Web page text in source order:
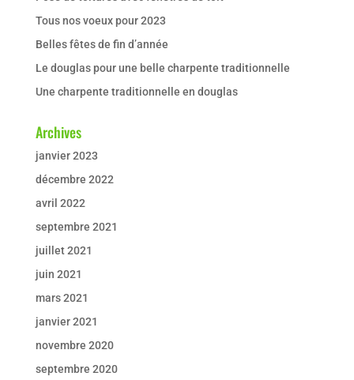
Tous nos voeux pour 2023
Belles fêtes de fin d’année
Le douglas pour une belle charpente traditionnelle
Une charpente traditionnelle en douglas
Archives
janvier 2023
décembre 2022
avril 2022
septembre 2021
juillet 2021
juin 2021
mars 2021
janvier 2021
novembre 2020
septembre 2020